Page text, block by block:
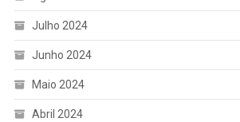
Julho 2024
Junho 2024
Maio 2024
Abril 2024